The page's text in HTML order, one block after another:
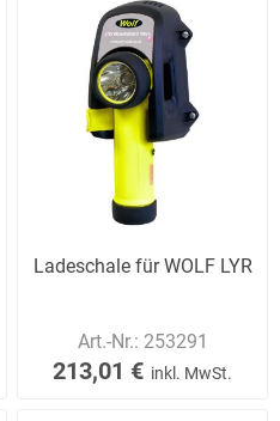
Ladeschale für WOLF LYR
Art.-Nr.: 253291
213,01 € inkl. MwSt.